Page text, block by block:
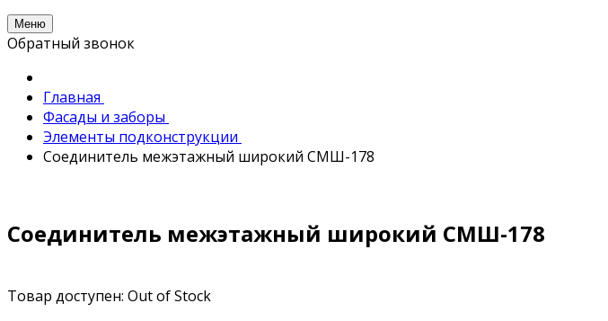
Меню
Обратный звонок
Главная
Фасады и заборы
Элементы подконструкции
Соединитель межэтажный широкий СМШ-178
Соединитель межэтажный широкий СМШ-178
Товар доступен: Out of Stock